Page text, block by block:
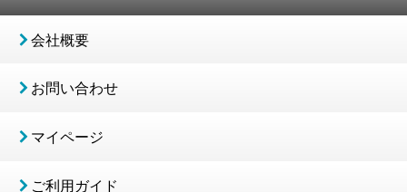
会社概要
お問い合わせ
マイページ
ご利用ガイド